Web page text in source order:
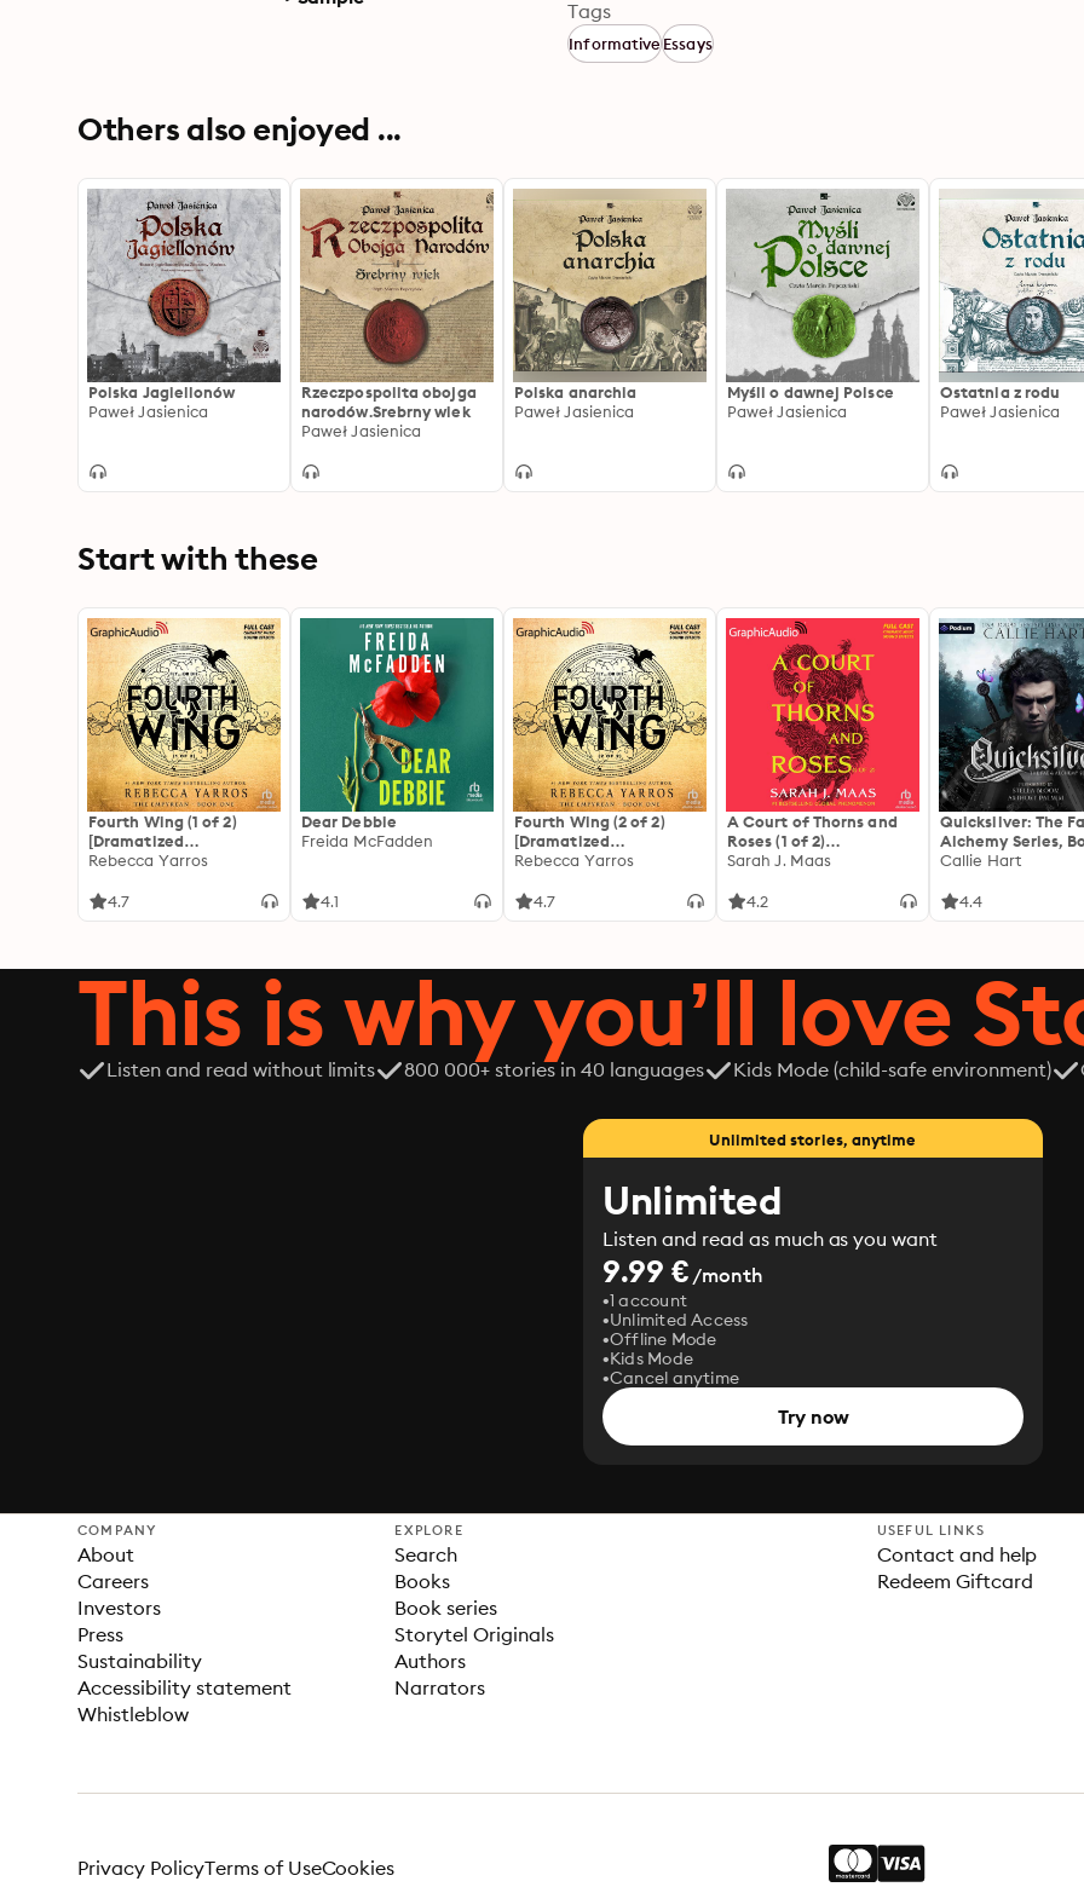
Tags
InformativeEssays
Others also enjoyed ...
Polska Jagiellonów
Paweł Jasienica
Rzeczpospolita obojga
narodów.Srebrny wiek
Paweł Jasienica
Polska anarchia
Paweł Jasienica
Myśli o dawnej Polsce
Paweł Jasienica
Ostatnia z rodu
Paweł Jasienica
Start with these
Fourth Wing (1 of 2)
[Dramatized
Adaptation]: The
Rebecca Yarros
4.7
Dear Debbie
Freida McFadden
4.1
Fourth Wing (2 of 2)
[Dramatized
Adaptation]: The
Rebecca Yarros
4.7
A Court of Thorns and
Roses (1 of 2)
[Dramatized
Thorns and Roses 1
Sarah J. Maas
4.2
Quicksilver: The
Alchemy Series,
Callie Hart
4.4
This is why you’ll love
Listen and read without limits 800 000+ stories in 40 languages Kids Mode (child-safe environment)
Unlimited stories, anytime
Unlimited
Listen and read as much as you want
9.99 €/month
1 account
Unlimited Access
Offline Mode
Kids Mode
Cancel anytime
Try now
COMPANY
About
Careers
Investors
Press
Sustainability
Accessibility statement
Whistleblow
EXPLORE
Search
Books
Book series
Storytel Originals
Authors
Narrators
USEFUL LINKS
Contact and help
Redeem Giftcard
Privacy PolicyTerms of UseCookies